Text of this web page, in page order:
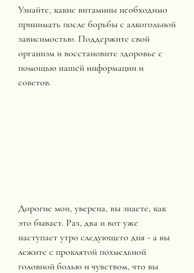
Узнайте, какие витамины необходимо
принимать после борьбы с алкогольной
зависимостью. Поддержите свой
организм и восстановите здоровье с
помощью нашей информации и
советов.
Дорогие мои, уверена, вы знаете, как
это бывает. Раз, два и вот уже
наступает утро следующего дня - а вы
лежите с проклятой похмельной
головной болью и чувством, что вы